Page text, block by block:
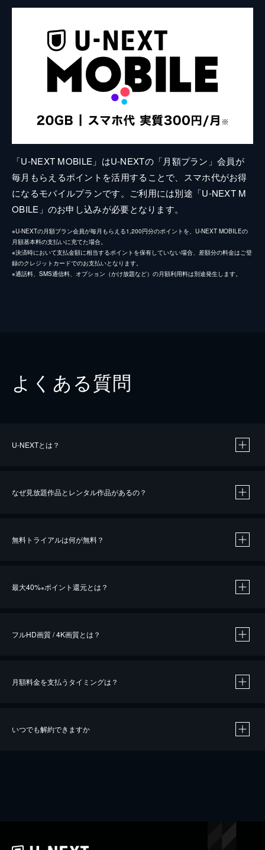
「U-NEXT MOBILE」はU-NEXTの「月額プラン」会員が
毎月もらえるポイントを活用することで、スマホ代がお得
になるモバイルプランです。ご利用には別途「U-NEXT M
OBILE」のお申し込みが必要となります。
※U-NEXTの月額プラン会員が毎月もらえる1,200円分のポイントを、U-NEXT MOBILEの
月額基本料の支払いに充てた場合。
※決済時において支払金額に相当するポイントを保有していない場合、差額分の料金はご登
録のクレジットカードでのお支払いとなります。
※通話料、SMS通信料、オプション（かけ放題など）の月額利用料は別途発生します。
よくある質問
U-NEXTとは？
なぜ見放題作品とレンタル作品があるの？
無料トライアルは何が無料？
最大40%※ポイント還元とは？
※40％ポイント還元の対象は、クレジットカード決済による作品の購入 / レンタルです。
iOSアプリのUコイン決済による作品の購入 / レンタルは、20％のポイント還元です。
フルHD画質 / 4K画質とは？
月額料金を支払うタイミングは？
いつでも解約できますか